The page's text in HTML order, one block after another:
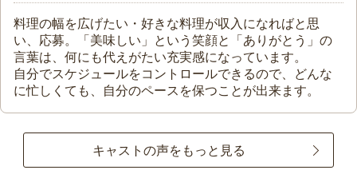
料理の幅を広げたい・好きな料理が収入になればと思
い、応募。「美味しい」という笑顔と「ありがとう」の
言葉は、何にも代えがたい充実感になっています。
自分でスケジュールをコントロールできるので、どんな
に忙しくても、自分のペースを保つことが出来ます。
キャストの声をもっと見る